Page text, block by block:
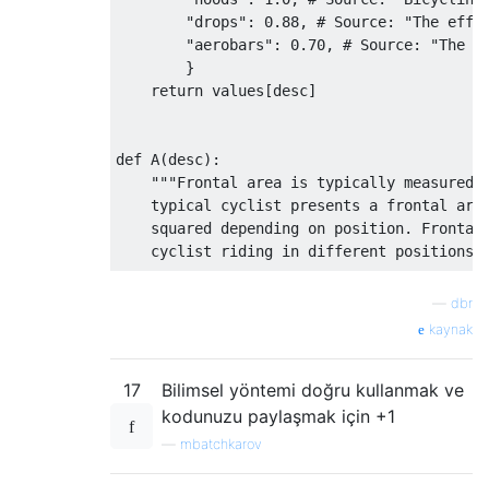
"drops": 0.88, # Source: "The
"aerobars": 0.70, # Source: "The
        }
    return values[desc]
def A(desc):
"""Frontal area is typically measured
typical cyclist presents a frontal
squared depending on position.
cyclist riding in different positions
http://www.cyclingpowermodels.com/
    return values[desc]
dbr
kaynak
17
Bilimsel yöntemi doğru kullanmak ve
kodunuzu paylaşmak için +1
mbatchkarov